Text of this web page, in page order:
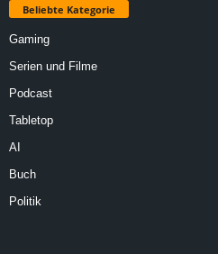
Beliebte Kategorie
Gaming
Serien und Filme
Podcast
Tabletop
AI
Buch
Politik